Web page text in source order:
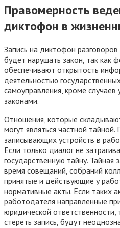
Правомерность
диктофон в
Запись на диктофон
будет нарушать закон, так как
обеспечивают открытость
деятельностью
самоуправления, кроме
законами.
Отношения, которые
могут являться частной
записывающих устройств в
Если только диалог не
государственную тайну. Тайная
время совещаний, собраний
принятые и действующие у
нормативные акты. Если таких
работодателя направленные
юридической ответственности,
стереть запись, будут